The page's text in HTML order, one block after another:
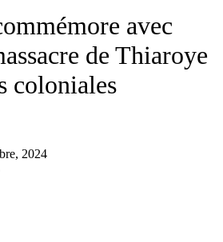
avec
de Thiaroye
coloniales
2024